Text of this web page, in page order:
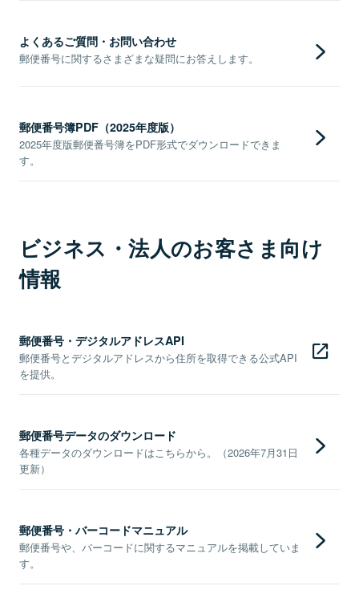
よくあるご質問・お問い合わせ
郵便番号に関するさまざまな疑問にお答えします。
郵便番号簿PDF（2025年度版）
2025年度版郵便番号簿をPDF形式でダウンロードできま
す。
ビジネス・法人のお客さま向け
情報
郵便番号・デジタルアドレスAPI
郵便番号とデジタルアドレスから住所を取得できる公式API
を提供。
郵便番号データのダウンロード
各種データのダウンロードはこちらから。（2026年7月31日
更新）
郵便番号・バーコードマニュアル
郵便番号や、バーコードに関するマニュアルを掲載していま
す。